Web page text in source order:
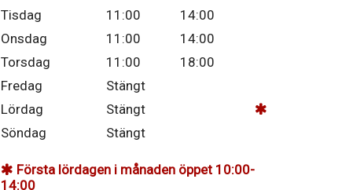
Tisdag
11:00
14:00
Onsdag
11:00
14:00
Torsdag
11:00
18:00
Fredag
Stängt
Lördag
Stängt
Söndag
Stängt
Första lördagen i månaden öppet 10:00-
14:00